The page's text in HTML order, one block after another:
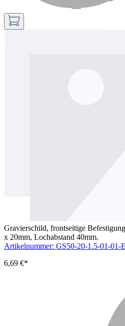
Gravierschild, frontseitige
x 20mm, Lochabstand 40mm.
Artikelnummer: GS50-20-1.5-01-01-
6,69 €*